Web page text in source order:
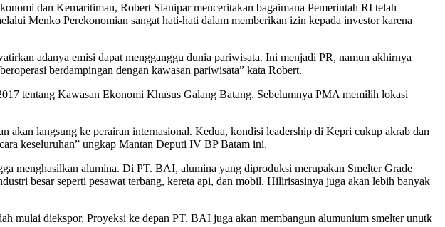
dan Kemaritiman, Robert Sianipar menceritakan bagaimana Pemerintah RI telah
Menko Perekonomian sangat hati-hati dalam memberikan izin kepada investor karena
adanya emisi dapat mengganggu dunia pariwisata. Ini menjadi PR, namun akhirnya
berdampingan dengan kawasan pariwisata” kata Robert.
tentang Kawasan Ekonomi Khusus Galang Batang. Sebelumnya PMA memilih lokasi
langsung ke perairan internasional. Kedua, kondisi leadership di Kepri cukup akrab dan
keseluruhan” ungkap Mantan Deputi IV BP Batam ini.
menghasilkan alumina. Di PT. BAI, alumina yang diproduksi merupakan Smelter Grade
besar seperti pesawat terbang, kereta api, dan mobil. Hilirisasinya juga akan lebih banyak
mulai diekspor. Proyeksi ke depan PT. BAI juga akan membangun alumunium smelter unutk